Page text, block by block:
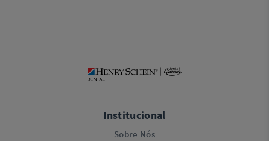
Institucional
Sobre Nós